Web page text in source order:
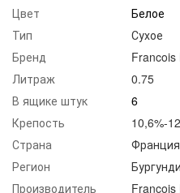
Цвет
Белое
Тип
Сухое
Бренд
Литраж
0.75
В ящике штук
6
Крепость
10,6%-
Страна
Регион
Производитель